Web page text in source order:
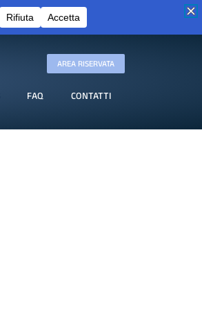
AREA RISERVATA
FAQ CONTATTI